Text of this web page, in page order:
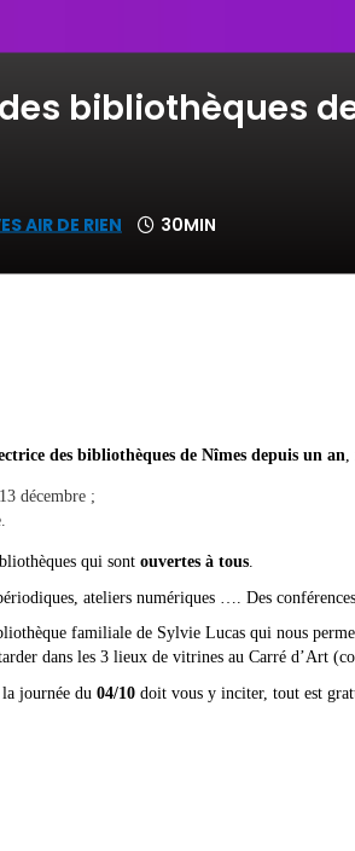
bibliothèques
AIR DE RIEN 30MIN
des bibliothèques de Nîmes depuis un an,
décembre ;
qui sont ouvertes à tous.
ateliers numériques …. Des conférences
familiale de Sylvie Lucas qui nous
dans les 3 lieux de vitrines au Carré d’Art
journée du 04/10 doit vous y inciter, tout est